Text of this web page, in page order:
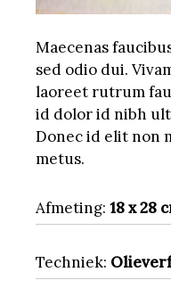
Maecenas
sed odio dui.
laoreet rutrum
id dolor id nibh
Donec id elit non
metus.
Afmeting: 18 x 28
Techniek: